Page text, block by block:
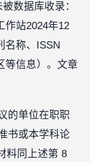
数据库收录：
作站2024年12
名称、ISSN
等信息）。文章
的单位在职职
书或本学科论
料同上述第 8